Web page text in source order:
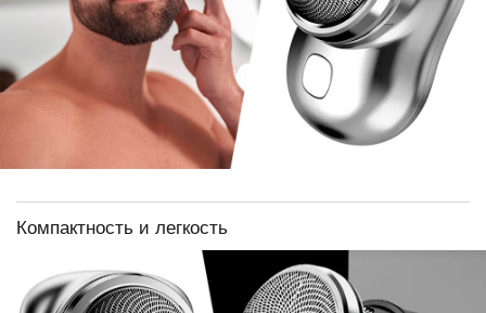
Компактность и легкость